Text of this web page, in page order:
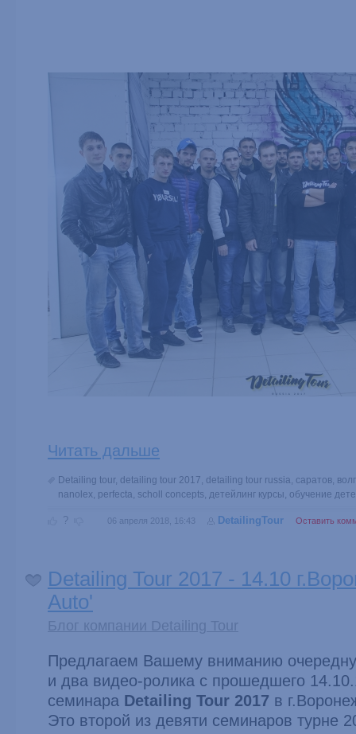
Читать дальше
Detailing tour, detailing tour 2017, detailing tour russia, саратов,
nanolex, perfecta, scholl concepts, детейлинг курсы, обучение
? 06 апреля 2018, 16:43 DetailingTour Оставить
Detailing Tour 2017 - 14.10
Auto'
Блог компании Detailing Tour
Предлагаем Вашему вниманию
и два видео-ролика с прошедшего
семинара Detailing Tour 2017 в
Это второй из девяти семинаров турне